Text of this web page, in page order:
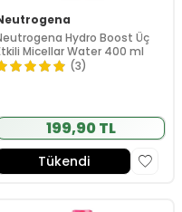
Hydro Boost Üç
Micellar Water 400 ml
(3)
199,90 TL
Tükendi